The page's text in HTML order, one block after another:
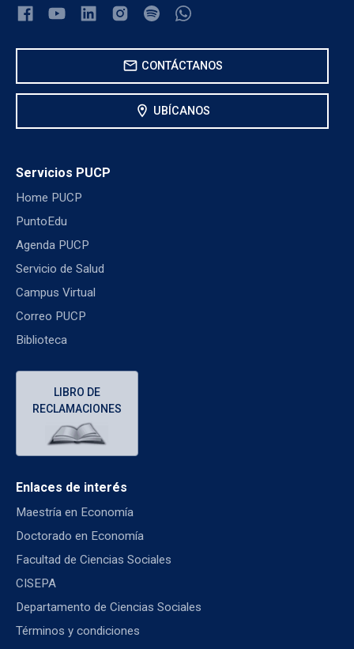
mail CONTÁCTANOS
location_on UBÍCANOS
Servicios PUCP
Home PUCP
PuntoEdu
Agenda PUCP
Servicio de Salud
Campus Virtual
Correo PUCP
Biblioteca
LIBRO DE
RECLAMACIONES
Enlaces de interés
Maestría en Economía
Doctorado en Economía
Facultad de Ciencias Sociales
CISEPA
Departamento de Ciencias Sociales
Términos y condiciones